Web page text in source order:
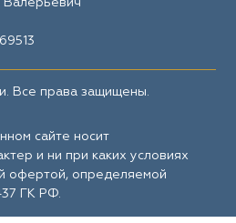
Все права защищены.
сайте носит
и ни при каких условиях
офертой, определяемой
ГК РФ.